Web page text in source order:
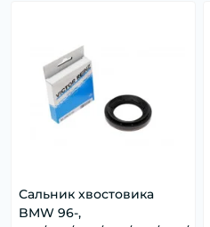
Сальник хвостовика
BMW 96-,